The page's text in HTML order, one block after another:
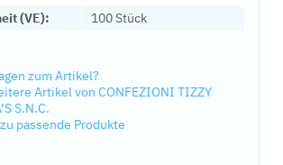
(VE):
100 Stück
zum Artikel?
Artikel von CONFEZIONI TIZZY
S.N.C.
passende Produkte